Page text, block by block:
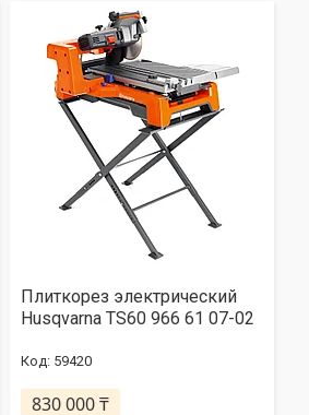
Плиткорез электрический
Husqvarna TS60 966 61 07-02
59420
830 000 ₸